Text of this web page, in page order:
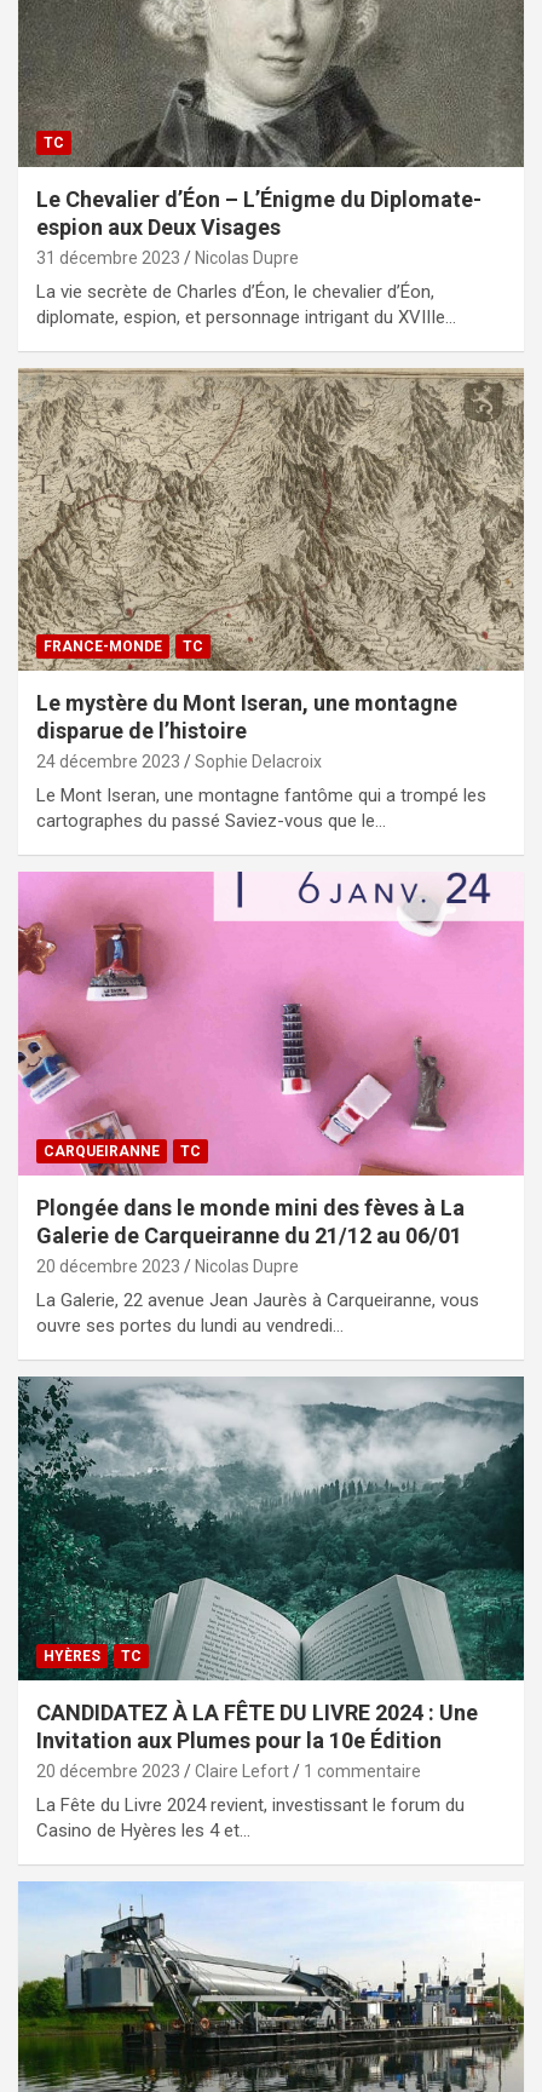
TC
Le Chevalier d’Éon – L’Énigme du Diplomate-
espion aux Deux Visages
31 décembre 2023 Nicolas Dupre
La vie secrète de Charles d’Éon, le chevalier d’Éon,
diplomate, espion, et personnage intrigant du XVIIIe…
FRANCE-MONDE TC
Le mystère du Mont Iseran, une montagne
disparue de l’histoire
24 décembre 2023 Sophie Delacroix
Le Mont Iseran, une montagne fantôme qui a trompé les
cartographes du passé Saviez-vous que le…
CARQUEIRANNE TC
Plongée dans le monde mini des fèves à La
Galerie de Carqueiranne du 21/12 au 06/01
20 décembre 2023 Nicolas Dupre
La Galerie, 22 avenue Jean Jaurès à Carqueiranne, vous
ouvre ses portes du lundi au vendredi…
HYÈRES TC
CANDIDATEZ À LA FÊTE DU LIVRE 2024 : Une
Invitation aux Plumes pour la 10e Édition
20 décembre 2023 Claire Lefort 1 commentaire
La Fête du Livre 2024 revient, investissant le forum du
Casino de Hyères les 4 et…